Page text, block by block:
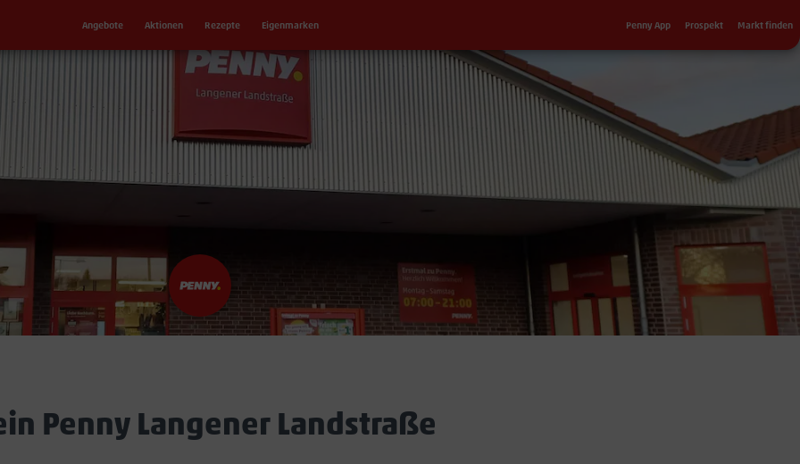
Angebote Aktionen Rezepte Eigenmarken Sekundärnavigation
Penny App Prospekt Markt finden
Penny Langener Landstraße